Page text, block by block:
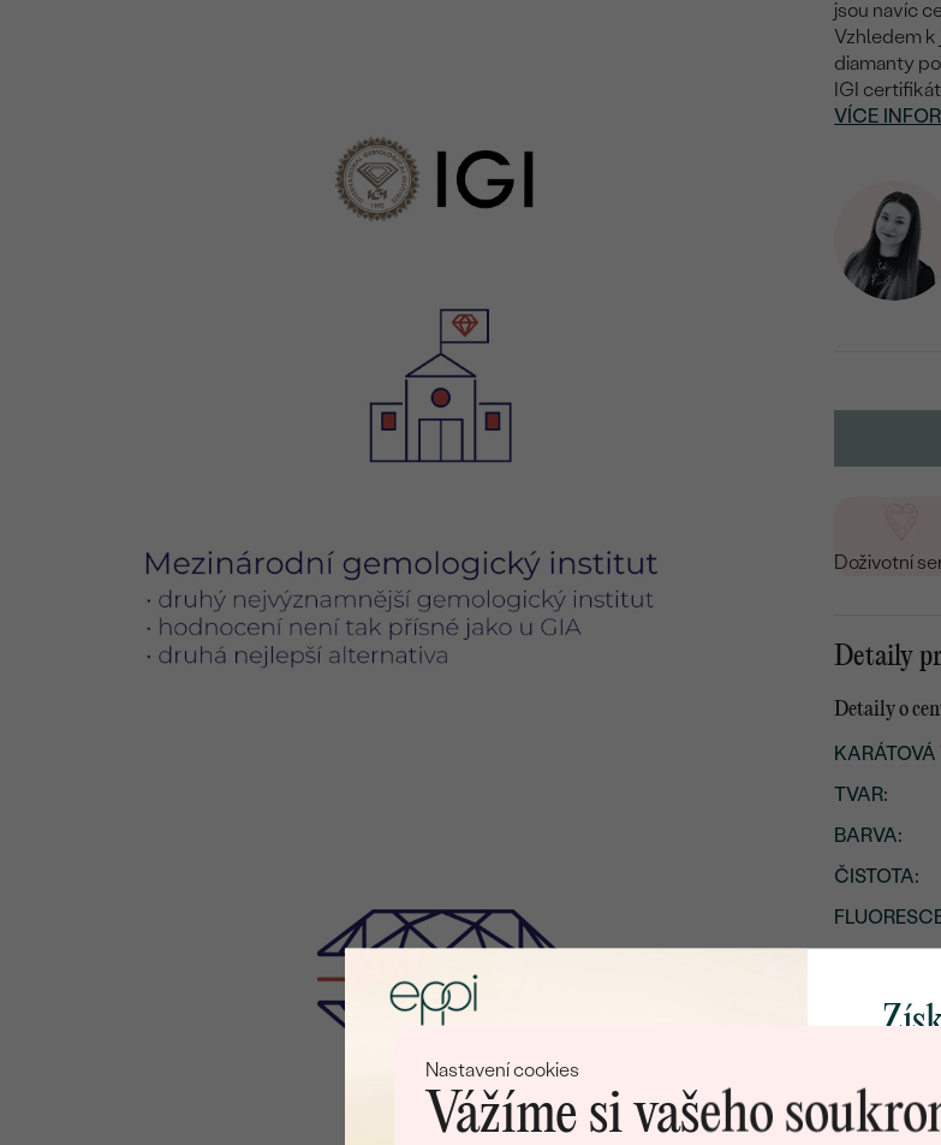
Nastavení cookies
Vážíme si vašeho
jsou navíc
Vzhledem
diamanty
IGI
VÍCE
Doživotní
Detaily
Detaily o
KARÁTOVÁ
TVAR:
BARVA:
ČISTOTA:
SYMETRIE:
HLOUBKA: